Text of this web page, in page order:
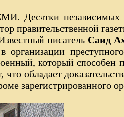
Десятки независимых
правительственной
писатель Саид
который способен
что обладает
зарегистрированного